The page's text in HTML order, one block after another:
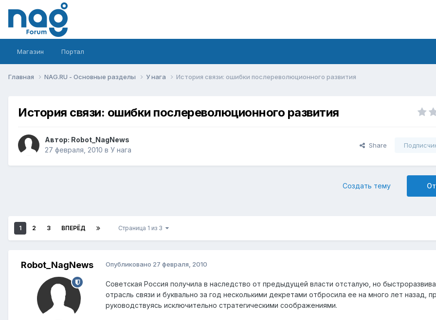
Магазин Портал
Главная NAG.RU - Основные разделы У нага История связи: ошибки послереволюционного развития
История связи: ошибки послереволюционного развития
Автор: Robot_NagNews
27 февраля, 2010 в У нага
Share
Создать тему
1 2 3 ВПЕРЁД Страница 1 из 3
Robot_NagNews Опубликовано 27 февраля, 2010
Советская Россия получила в наследство от предыдущей власти отсталую, но
отрасль связи и буквально за год несколькими декретами отбросила ее на много лет назад,
руководствуясь исключительно стратегическими соображениями.